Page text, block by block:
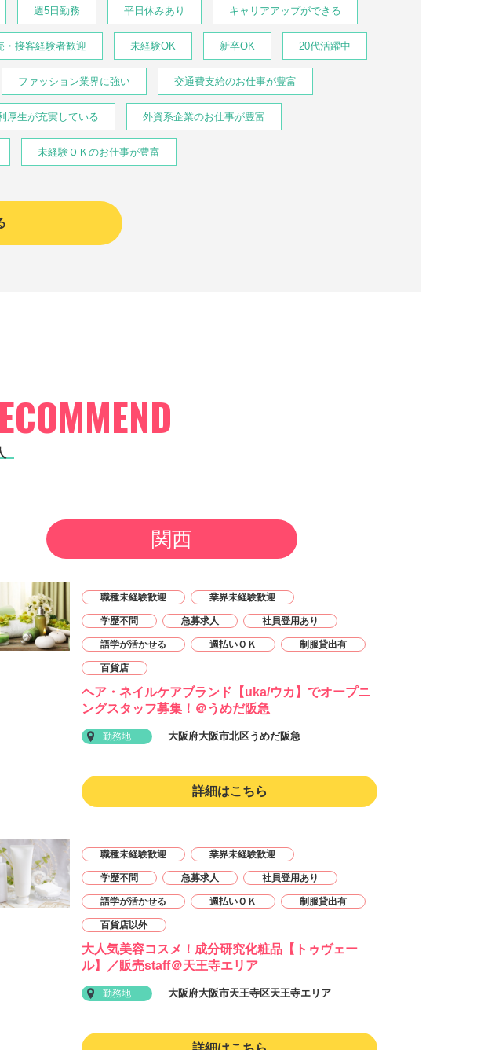
週5日勤務 平日休みあり キャリアアップができる
・接客経験者歓迎 未経験OK 新卒OK 20代活躍中
ファッション業界に強い 交通費支給のお仕事が豊富
厚生が充実している 外資系企業のお仕事が豊富
未経験ＯＫのお仕事が豊富
関西
職種未経験歓迎 業界未経験歓迎
学歴不問 急募求人 社員登用あり
語学が活かせる 週払いＯＫ 制服貸出有
百貨店
ヘア・ネイルケアブランド【uka/ウカ】でオープニ
ングスタッフ募集！＠うめだ阪急
勤務地 大阪府大阪市北区うめだ阪急
詳細はこちら
職種未経験歓迎 業界未経験歓迎
学歴不問 急募求人 社員登用あり
語学が活かせる 週払いＯＫ 制服貸出有
百貨店以外
大人気美容コスメ！成分研究化粧品【トゥヴェー
ル】／販売staff＠天王寺エリア
勤務地 大阪府大阪市天王寺区天王寺エリア